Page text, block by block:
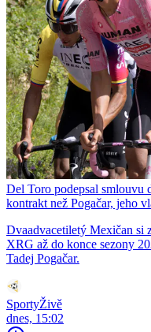
Del Toro podepsal smlouvu
kontrakt než Pogačar, jeho
Dvaadvacetiletý Mexičan si
XRG až do konce sezony
Tadej Pogačar.
SportyŽivě
dnes, 15:02